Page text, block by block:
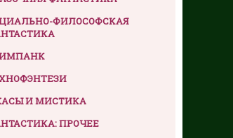
ФИЛОСОФСКАЯ
И МИСТИКА
ПРОЧЕЕ